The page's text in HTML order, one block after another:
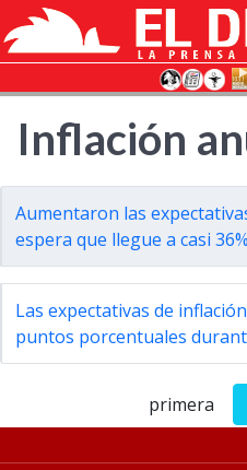
Inflación
Aumentaron las
espera que llegue a casi
Las expectativas de
puntos porcentuales
primera